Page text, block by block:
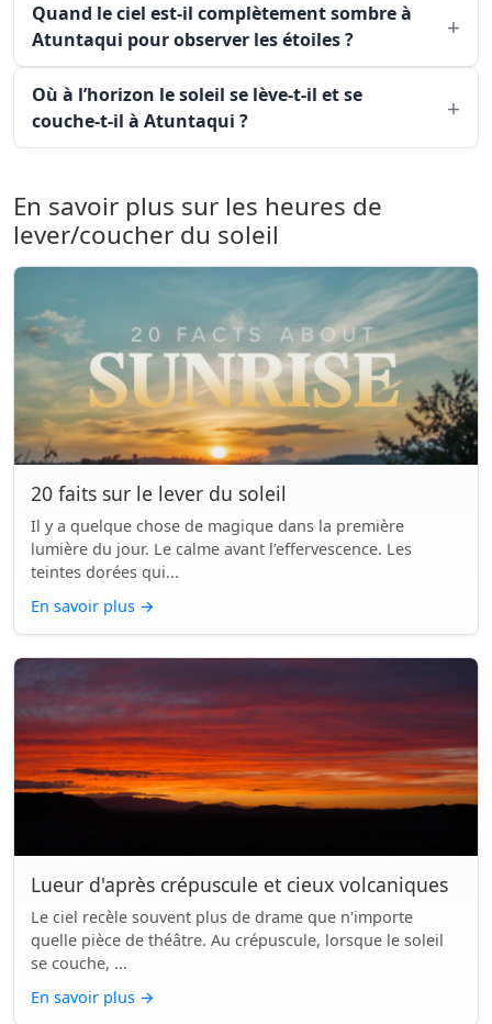
Quand le ciel est-il complètement sombre à
Atuntaqui pour observer les étoiles ?
Où à l’horizon le soleil se lève-t-il et se
couche-t-il à Atuntaqui ?
En savoir plus sur les heures de
lever/coucher du soleil
20 faits sur le lever du soleil
Il y a quelque chose de magique dans la première
lumière du jour. Le calme avant l’effervescence. Les
teintes dorées qui...
En savoir plus →
Lueur d'après crépuscule et cieux volcaniques
Le ciel recèle souvent plus de drame que n'importe
quelle pièce de théâtre. Au crépuscule, lorsque le soleil
se couche, ...
En savoir plus →